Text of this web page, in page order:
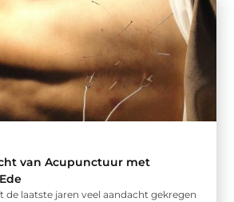
van Acupunctuur met
laatste jaren veel aandacht gekregen